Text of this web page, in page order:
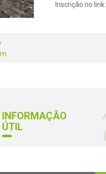
Inscrição no link:
INFORMAÇÃO
ÚTIL